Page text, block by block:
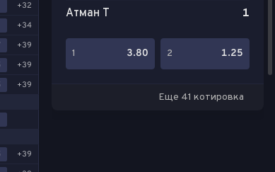
+32
+34
+39
+39
+39
+39
Атман Т
1
1 3.80 2 1.25
Еще 41 котировка